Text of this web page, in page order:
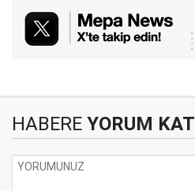
HABERE YORUM KAT